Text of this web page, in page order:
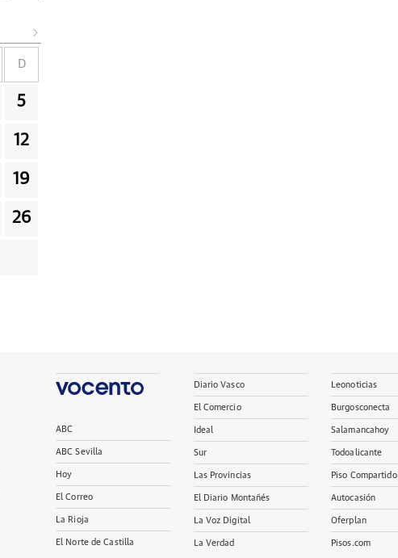
D
5
12
19
26
ABC
ABC Sevilla
Hoy
El Correo
La Rioja
El Norte de Castilla
Diario Vasco
El Comercio
Ideal
Sur
Las Provincias
El Diario Montañés
La Voz Digital
La Verdad
Leonoticias
Burgosconecta
Salamancahoy
Todoalicante
Piso Compartido
Autocasión
Oferplan
Pisos.com